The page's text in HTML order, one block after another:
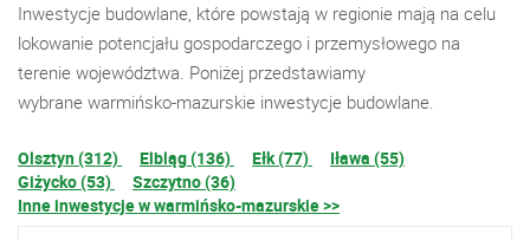
Inwestycje budowlane, które powstają w regionie mają na celu
lokowanie potencjału gospodarczego i przemysłowego na
terenie województwa. Poniżej przedstawiamy
wybrane warmińsko-mazurskie inwestycje budowlane.
Olsztyn (312) Elbląg (136) Ełk (77)
Iława (55)
Giżycko (53)
Szczytno (36)
Inne inwestycje w warmińsko-mazurskie >>